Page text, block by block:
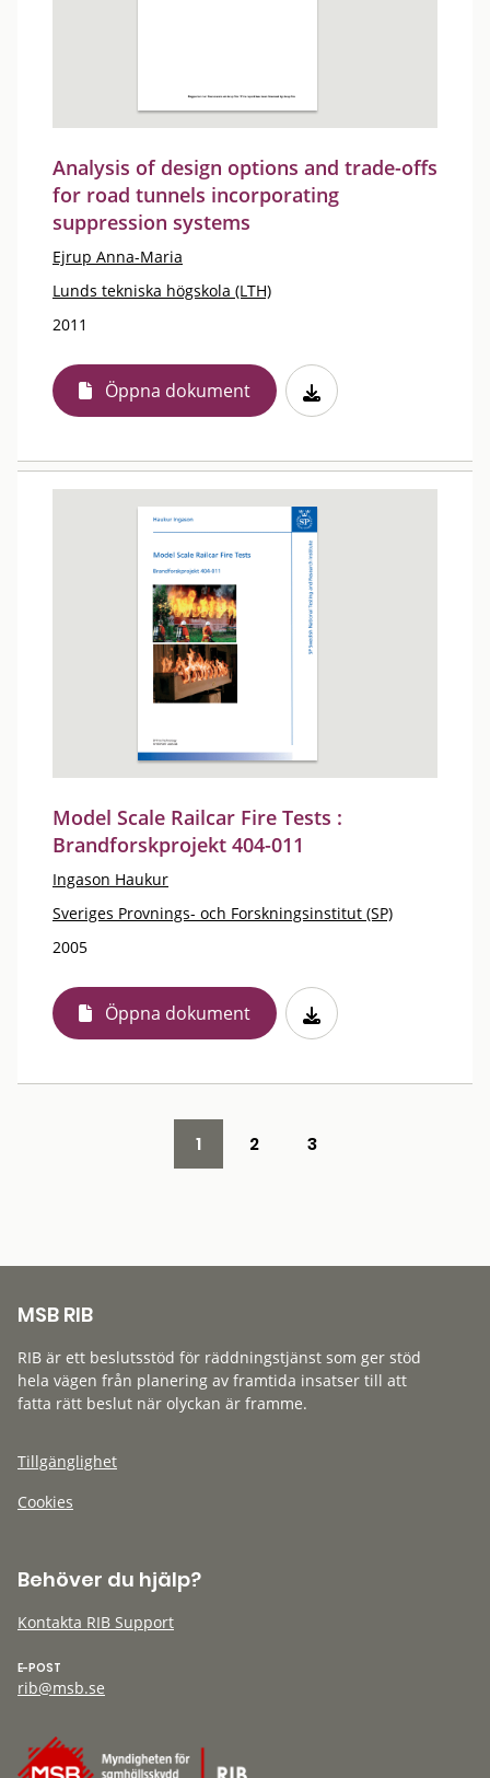
Analysis of design options and trade-offs
for road tunnels incorporating
suppression systems
Ejrup Anna-Maria
Lunds tekniska högskola (LTH)
2011
Öppna dokument
Model Scale Railcar Fire Tests :
Brandforskprojekt 404-011
Ingason Haukur
Sveriges Provnings- och Forskningsinstitut (SP)
2005
Öppna dokument
1 2 3
MSB RIB
RIB är ett beslutsstöd för räddningstjänst som ger stöd
hela vägen från planering av framtida insatser till att
fatta rätt beslut när olyckan är framme.
Tillgänglighet
Cookies
Behöver du hjälp?
Kontakta RIB Support
E-POST
rib@msb.se